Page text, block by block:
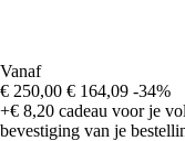
Vanaf
€ 250,00 € 164,09 -34%
+€ 8,20 cadeau voor je
bevestiging van je